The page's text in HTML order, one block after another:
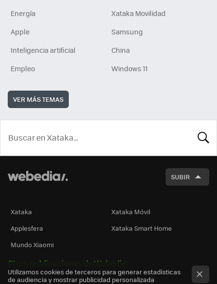
Energía
Xataka Movilidad
Apple
Samsung
Inteligencia artificial
China
Empleo
Windows 11
VER MÁS TEMAS
SUBIR
Xataka
Xataka Móvil
Applesfera
Xataka Smart Home
Mundo Xiaomi
Otras publicaciones de Webedia
Utilizamos cookies de terceros para generar estadísticas
de audiencia y mostrar publicidad personalizada